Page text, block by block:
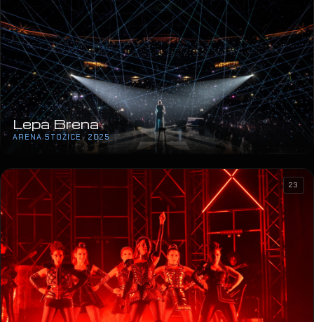
Lepa Brena
ARENA STOŽICE · 2025
23